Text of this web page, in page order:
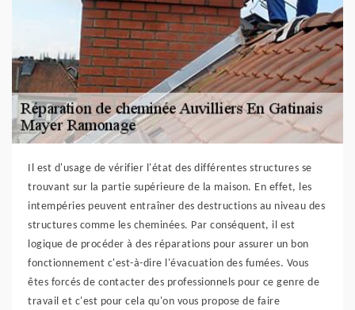
Il est d'usage de vérifier l'état des différentes structures se
trouvant sur la partie supérieure de la maison. En effet, les
intempéries peuvent entraîner des destructions au niveau des
structures comme les cheminées. Par conséquent, il est
logique de procéder à des réparations pour assurer un bon
fonctionnement c'est-à-dire l'évacuation des fumées. Vous
êtes forcés de contacter des professionnels pour ce genre de
travail et c'est pour cela qu'on vous propose de faire